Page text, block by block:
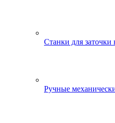
Станки для заточки
Ручные